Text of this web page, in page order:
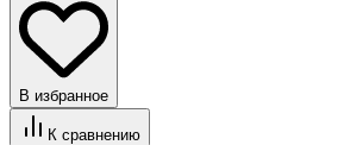
В избранное
К сравнению